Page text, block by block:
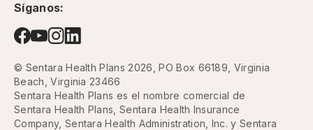
Síganos:
© Sentara Health Plans 2026, PO Box 66189, Virginia
Beach, Virginia 23466
Sentara Health Plans es el nombre comercial de
Sentara Health Plans, Sentara Health Insurance
Company, Sentara Health Administration, Inc. y Sentara